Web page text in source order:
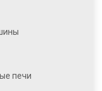
печи